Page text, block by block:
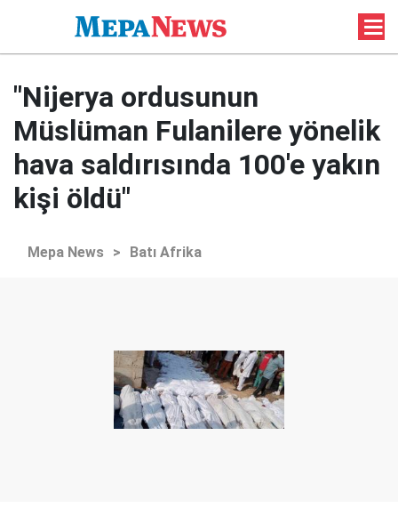
"Nijerya ordusunun
Müslüman Fulanilere yönelik
hava saldırısında 100'e yakın
kişi öldü"
Mepa News > Batı Afrika